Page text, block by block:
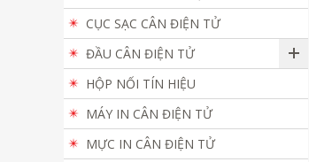
CỤC SẠC CÂN ĐIỆN TỬ
ĐẦU CÂN ĐIỆN TỬ
HỘP NỐI TÍN HIỆU
MÁY IN CÂN ĐIỆN TỬ
MỰC IN CÂN ĐIỆN TỬ